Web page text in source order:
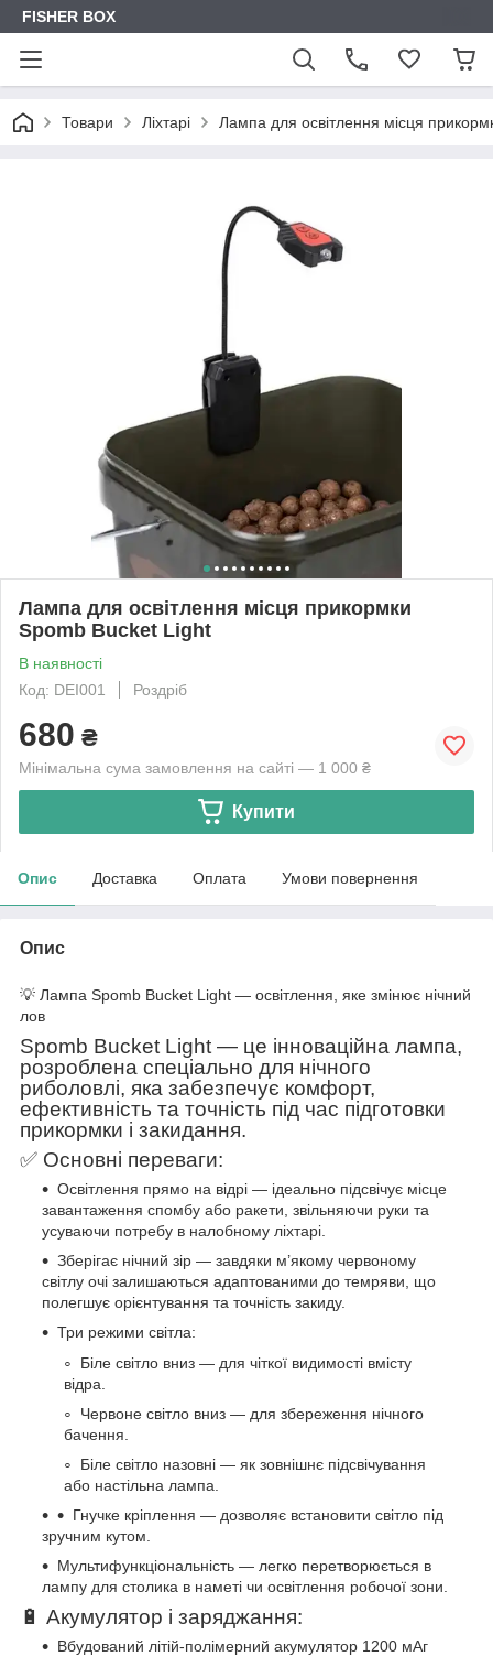
FISHER BOX
Товари Ліхтарі Лампа для освітлення місця
Лампа для освітлення місця прикормки
Spomb Bucket Light
В наявності
Код: DEI001
Роздріб
680 ₴
Мінімальна сума замовлення на сайті — 1 000 ₴
Купити
Опис Доставка Оплата Умови повернення
Опис
💡 Лампа Spomb Bucket Light — освітлення, яке змінює нічний
лов
Spomb Bucket Light — це інноваційна лампа,
розроблена спеціально для нічного
риболовлі, яка забезпечує комфорт,
ефективність та точність під час підготовки
прикормки і закидання.
✅ Основні переваги:
Освітлення прямо на відрі — ідеально підсвічує місце
завантаження спомбу або ракети, звільняючи руки та
усуваючи потребу в налобному ліхтарі.
Зберігає нічний зір — завдяки м’якому червоному
світлу очі залишаються адаптованими до темряви, що
полегшує орієнтування та точність закиду.
Три режими світла:
Біле світло вниз — для чіткої видимості вмісту
відра.
Червоне світло вниз — для збереження нічного
бачення.
Біле світло назовні — як зовнішнє підсвічування
або настільна лампа.
Гнучке кріплення — дозволяє встановити світло під
зручним кутом.
Мультифункціональність — легко перетворюється в
лампу для столика в наметі чи освітлення робочої зони.
🔋 Акумулятор і заряджання:
Вбудований літій-полімерний акумулятор 1200 мАг